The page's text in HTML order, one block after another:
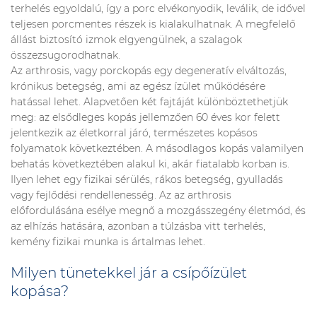
terhelés egyoldalú, így a porc elvékonyodik, leválik, de idővel
teljesen porcmentes részek is kialakulhatnak. A megfelelő
állást biztosító izmok elgyengülnek, a szalagok
összezsugorodhatnak.
Az arthrosis, vagy porckopás egy degeneratív elváltozás,
krónikus betegség, ami az egész ízület működésére
hatással lehet. Alapvetően két fajtáját különböztethetjük
meg: az elsődleges kopás jellemzően 60 éves kor felett
jelentkezik az életkorral járó, természetes kopásos
folyamatok következtében. A másodlagos kopás valamilyen
behatás következtében alakul ki, akár fiatalabb korban is.
Ilyen lehet egy fizikai sérülés, rákos betegség, gyulladás
vagy fejlődési rendellenesség. Az az arthrosis
előfordulásána esélye megnő a mozgásszegény életmód, és
az elhízás hatására, azonban a túlzásba vitt terhelés,
kemény fizikai munka is ártalmas lehet.
Milyen tünetekkel jár a csípőízület
kopása?